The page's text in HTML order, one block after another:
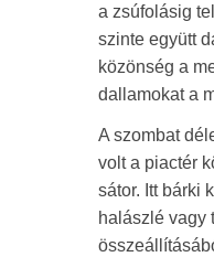
a zsúfolásig
szinte együtt
közönség a
dallamokat a
A szombat
volt a piactér
sátor. Itt bárki
halászlé vagy